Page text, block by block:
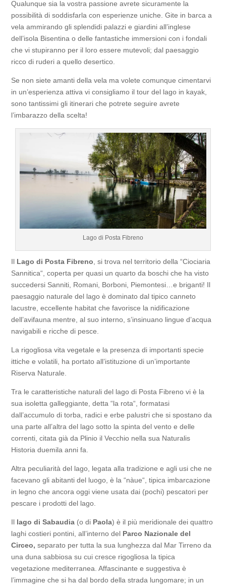
Qualunque sia la vostra passione avrete sicuramente la
possibilità di soddisfarla con esperienze uniche. Gite in barca a
vela ammirando gli splendidi palazzi e giardini all’inglese
dell’isola Bisentina o delle fantastiche immersioni con i fondali
che vi stupiranno per il loro essere mutevoli; dal paesaggio
ricco di ruderi a quello desertico.
Se non siete amanti della vela ma volete comunque cimentarvi
in un’esperienza attiva vi consigliamo il tour del lago in kayak,
sono tantissimi gli itinerari che potrete seguire avrete
l’imbarazzo della scelta!
Lago di Posta Fibreno
Il Lago di Posta Fibreno, si trova nel territorio della “Ciociaria
Sannitica“, coperta per quasi un quarto da boschi che ha visto
succedersi Sanniti, Romani, Borboni, Piemontesi…e briganti! Il
paesaggio naturale del lago è dominato dal tipico canneto
lacustre, eccellente habitat che favorisce la nidificazione
dell’avifauna mentre, al suo interno, s’insinuano lingue d’acqua
navigabili e ricche di pesce.
La rigogliosa vita vegetale e la presenza di importanti specie
ittiche e volatili, ha portato all’istituzione di un’importante
Riserva Naturale.
Tra le caratteristiche naturali del lago di Posta Fibreno vi è la
sua isoletta galleggiante, detta “la rota“, formatasi
dall’accumulo di torba, radici e erbe palustri che si spostano da
una parte all’altra del lago sotto la spinta del vento e delle
correnti, citata già da Plinio il Vecchio nella sua Naturalis
Historia duemila anni fa.
Altra peculiarità del lago, legata alla tradizione e agli usi che ne
facevano gli abitanti del luogo, è la “nàue“, tipica imbarcazione
in legno che ancora oggi viene usata dai (pochi) pescatori per
pescare i prodotti del lago.
Il lago di Sabaudia (o di Paola) è il più meridionale dei quattro
laghi costieri pontini, all’interno del Parco Nazionale del
Circeo,separato per tutta la sua lunghezza dal Mar Tirreno da
una duna sabbiosa su cui cresce rigogliosa la tipica
vegetazione mediterranea. Affascinante e suggestiva è
l’immagine che si ha dal bordo della strada lungomare; in un